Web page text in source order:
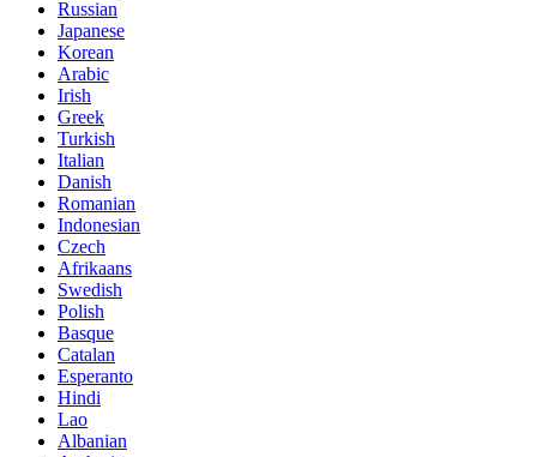
Russian
Japanese
Korean
Arabic
Irish
Greek
Turkish
Italian
Danish
Romanian
Indonesian
Czech
Afrikaans
Swedish
Polish
Basque
Catalan
Esperanto
Hindi
Lao
Albanian